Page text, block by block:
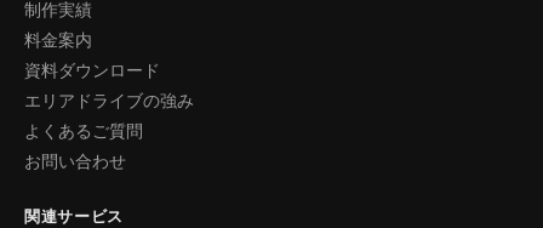
制作実績
料金案内
資料ダウンロード
エリアドライブの強み
よくあるご質問
お問い合わせ
関連サービス